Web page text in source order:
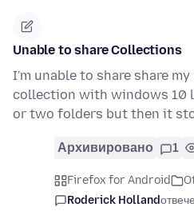
Unable to share Collections
I'm unable to share share
collection with windows 10
or two folders but then it
Архивировано 1
Firefox for Android
Roderick Holland